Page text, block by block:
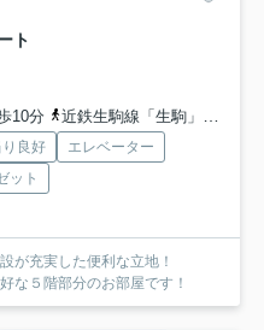
ト
10分
近鉄生駒線「生駒」駅 徒歩10分
良好
エレベーター
ット
が充実した便利な立地！
な５階部分のお部屋です！